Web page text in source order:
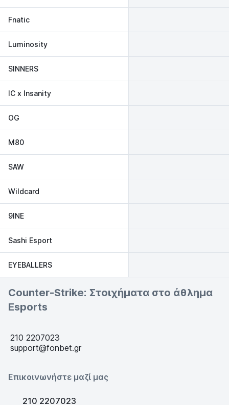
Fnatic
Luminosity
SINNERS
IC x Insanity
OG
M80
SAW
Wildcard
9INE
Sashi Esport
EYEBALLERS
Counter-Strike: Στοιχήματα στο άθλημα
Esports
210 2207023
support@fonbet.gr
Επικοινωνήστε μαζί μας
210 2207023